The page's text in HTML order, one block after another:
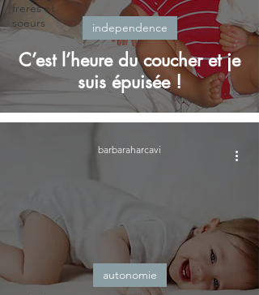
freres et
soeurs
C’est l’heure du coucher et je
suis épuisée !
independence
autonomie
barbaraharcavi